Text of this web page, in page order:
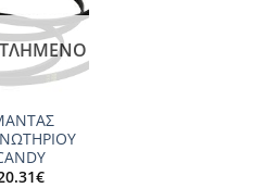
Add to
wishlist
€